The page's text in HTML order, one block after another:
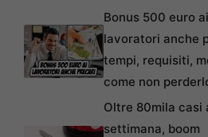
Bonus 500 euro ai
lavoratori anche
tempi, requisiti,
come non
Oltre 80mila casi
settimana, boom